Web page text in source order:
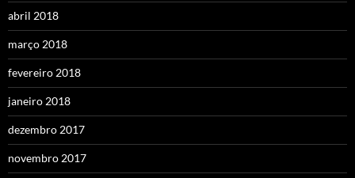
abril 2018
março 2018
fevereiro 2018
janeiro 2018
dezembro 2017
novembro 2017